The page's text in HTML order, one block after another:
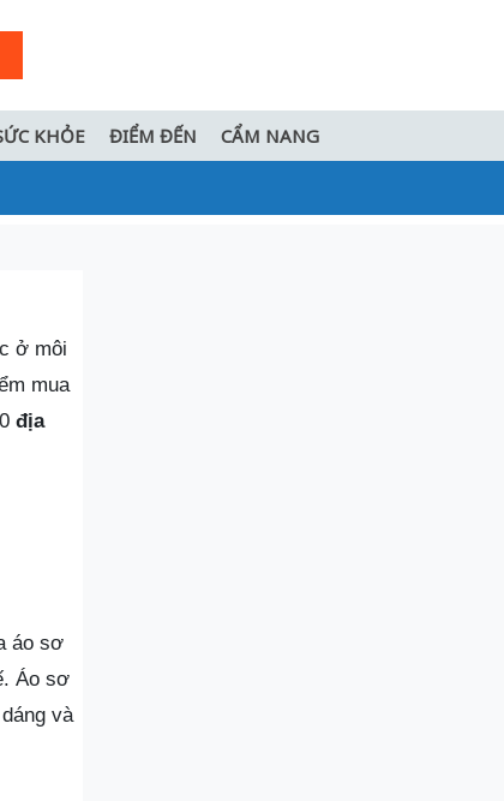
KHỎE ĐIỂM ĐẾN CẨM NANG
ở môi
mua
địa
áo sơ
Áo sơ
và